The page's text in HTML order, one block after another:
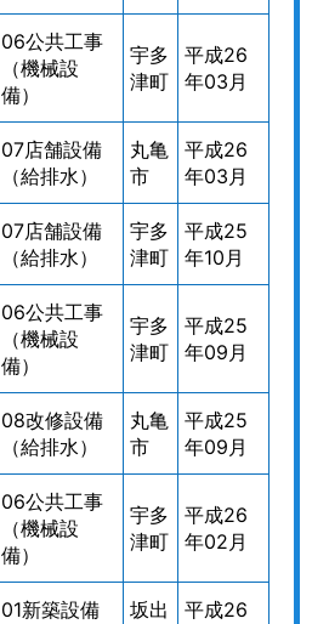
06公共工事
（機械設
備）
宇多
津町
平成26
年03月
07店舗設備
（給排水）
丸亀
市
平成26
年03月
07店舗設備
（給排水）
宇多
津町
平成25
年10月
06公共工事
（機械設
備）
宇多
津町
平成25
年09月
08改修設備
（給排水）
丸亀
市
平成25
年09月
06公共工事
（機械設
備）
宇多
津町
平成26
年02月
01新築設備
坂出
平成26